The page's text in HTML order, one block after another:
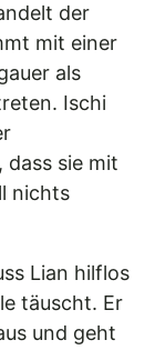
der
mit einer
als
Ischi
dass sie mit
nichts
Lian hilflos
täuscht. Er
und geht